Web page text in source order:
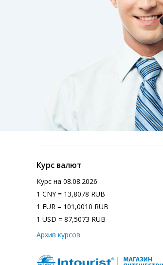
Курс валют
Курс на 08.08.2026
1 CNY = 13,8078 RUB
1 EUR = 101,0010 RUB
1 USD = 87,5073 RUB
Архив курсов